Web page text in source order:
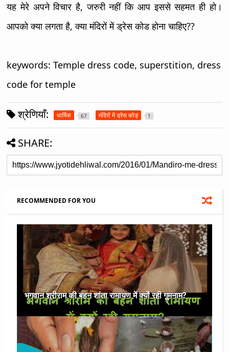
यह मेरे अपने विचार है, जरुरी नहीं कि आप इससे सहमत ही हो।
आपको क्या लगता है, क्या मंदिरों में ड्रेस कोड होना चाहिए??
keywords: Temple dress code, superstition, dress
code for temple
श्रेणियाँ: धार्मिक 67 मंदिरों में ड्रेस कोड़ 1
SHARE:
RECOMMENDED FOR YOU
भगवान श्रीराम की बहन शांता रामायण में क्यों रही गुमनाम?